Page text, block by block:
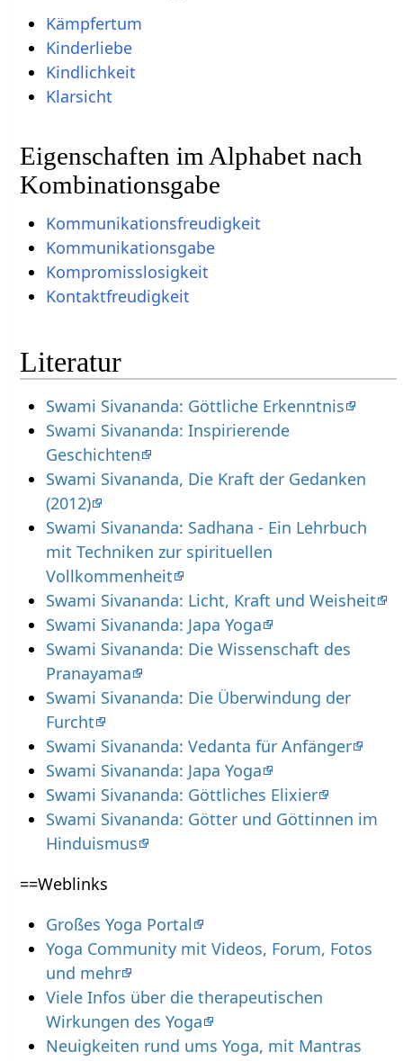
Kämpfertum
Kinderliebe
Kindlichkeit
Klarsicht
Eigenschaften im Alphabet nach
Kombinationsgabe
Kommunikationsfreudigkeit
Kommunikationsgabe
Kompromisslosigkeit
Kontaktfreudigkeit
Literatur
Swami Sivananda: Göttliche Erkenntnis
Swami Sivananda: Inspirierende
Geschichten
Swami Sivananda, Die Kraft der Gedanken
(2012)
Swami Sivananda: Sadhana - Ein Lehrbuch
mit Techniken zur spirituellen
Vollkommenheit
Swami Sivananda: Licht, Kraft und Weisheit
Swami Sivananda: Japa Yoga
Swami Sivananda: Die Wissenschaft des
Pranayama
Swami Sivananda: Die Überwindung der
Furcht
Swami Sivananda: Vedanta für Anfänger
Swami Sivananda: Japa Yoga
Swami Sivananda: Göttliches Elixier
Swami Sivananda: Götter und Göttinnen im
Hinduismus
==Weblinks
Großes Yoga Portal
Yoga Community mit Videos, Forum, Fotos
und mehr
Viele Infos über die therapeutischen
Wirkungen des Yoga
Neuigkeiten rund ums Yoga, mit Mantras